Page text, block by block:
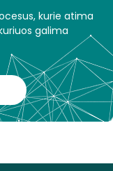
kurie atima
galima